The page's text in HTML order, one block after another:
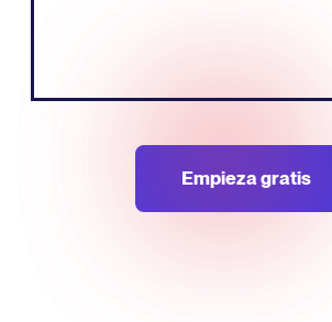
Empieza gratis